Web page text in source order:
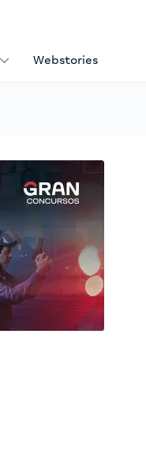
Webstories